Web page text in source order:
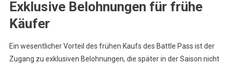
Exklusive Belohnungen für frühe
Käufer
Ein wesentlicher Vorteil des frühen Kaufs des Battle Pass ist der
Zugang zu exklusiven Belohnungen, die später in der Saison nicht